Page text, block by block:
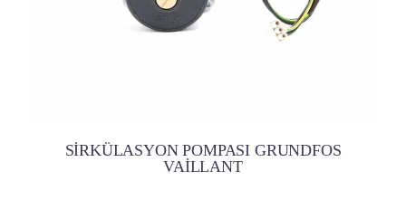
SİRKÜLASYON POMPASI GRUNDFOS
VAİLLANT